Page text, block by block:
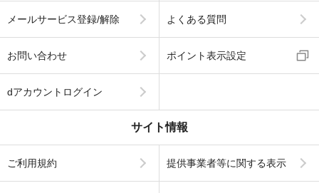
メールサービス登録/解除 よくある質問
お問い合わせ ポイント表示設定
dアカウントログイン
サイト情報
ご利用規約 提供事業者等に関する表示